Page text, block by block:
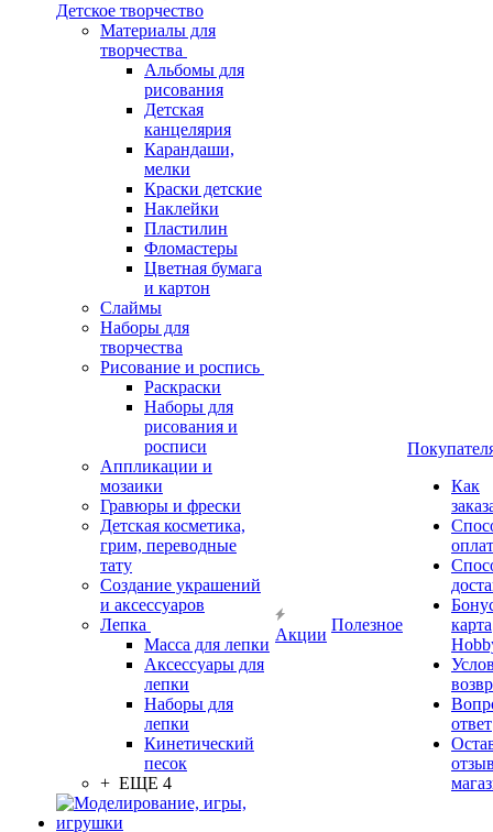
Детское творчество
Материалы для
творчества
Альбомы для
рисования
Детская
канцелярия
Карандаши,
мелки
Краски детские
Наклейки
Пластилин
Фломастеры
Цветная бумага
и картон
Слаймы
Наборы для
творчества
Рисование и роспись
Раскраски
Наборы для
рисования и
росписи
Аппликации и
мозаики
Гравюры и фрески
Детская косметика,
грим, переводные
тату
Создание украшений
и аксессуаров
Лепка
Масса для лепки
Аксессуары для
лепки
Наборы для
лепки
Кинетический
песок
+ ЕЩЕ 4
Акции
Полезное
Как
карта
ответ